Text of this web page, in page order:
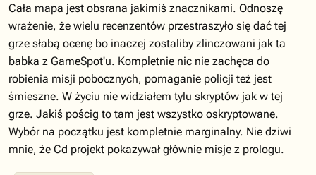
Cała mapa jest obsrana jakimiś znacznikami. Odnoszę
wrażenie, że wielu recenzentów przestraszyło się dać tej
grze słabą ocenę bo inaczej zostaliby zlinczowani jak ta
babka z GameSpot'u. Kompletnie nic nie zachęca do
robienia misji pobocznych, pomaganie policji też jest
śmieszne. W życiu nie widziałem tylu skryptów jak w tej
grze. Jakiś pościg to tam jest wszystko oskryptowane.
Wybór na początku jest kompletnie marginalny. Nie dziwi
mnie, że Cd projekt pokazywał głównie misje z prologu.